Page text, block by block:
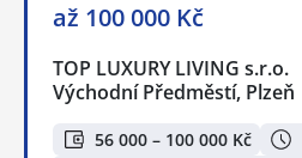
až 100 000 Kč
TOP LUXURY LIVING s.r.o.
Východní Předměstí, Plzeň
56 000 – 100 000 Kč